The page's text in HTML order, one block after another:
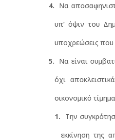
Να
υπ’ όψιν του
υποχρεώσεις που
Να είναι
όχι
οικονομικό
Την
εκκίνηση της